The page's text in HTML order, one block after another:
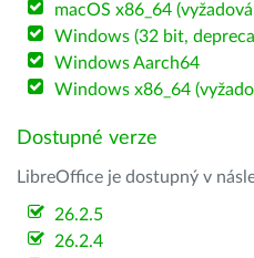
macOS x86_64
Windows (32 bit,
Windows Aarch64
Windows x86_64
Dostupné verze
LibreOffice je dostupný v
26.2.5
26.2.4